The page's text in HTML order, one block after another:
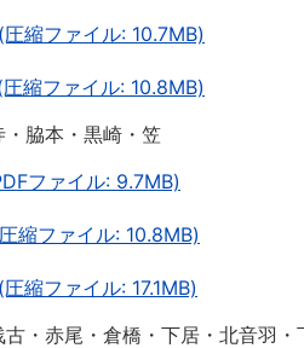
縮ファイル: 10.7MB)
縮ファイル: 10.8MB)
脇本・黒崎・笠
ファイル: 9.7MB)
縮ファイル: 10.8MB)
縮ファイル: 17.1MB)
・赤尾・倉橋・下居・北音羽